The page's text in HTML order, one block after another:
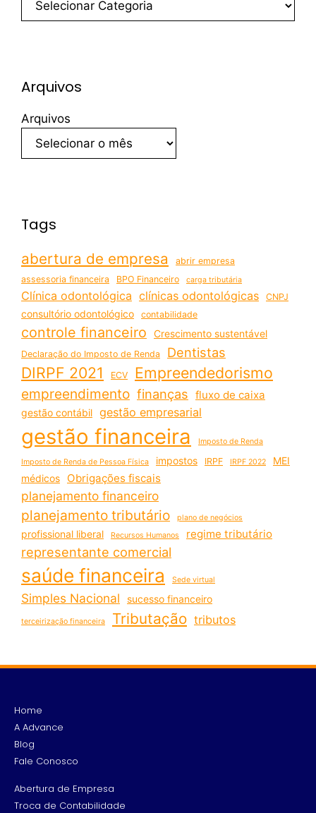
Arquivos
Arquivos
Tags
abertura de empresa
abrir empresa
assessoria financeira
BPO Financeiro carga tributária
Clínica odontológica clínicas odontológicas CNPJ
consultório odontológico contabilidade
controle financeiro Crescimento sustentável
Declaração do Imposto de Renda Dentistas
DIRPF 2021 ECV Empreendedorismo
empreendimento finanças fluxo de caixa
gestão contábil gestão empresarial
gestão financeira Imposto de Renda
Imposto de Renda de Pessoa Física impostos IRPF IRPF 2022
MEI
médicos
Obrigações fiscais
planejamento financeiro
planejamento tributário plano de negócios
profissional liberal Recursos Humanos regime tributário
representante comercial
saúde financeira Sede virtual
Simples Nacional sucesso financeiro
terceirização financeira Tributação tributos
Home
A Advance
Blog
Fale Conosco
Abertura de Empresa
Troca de Contabilidade